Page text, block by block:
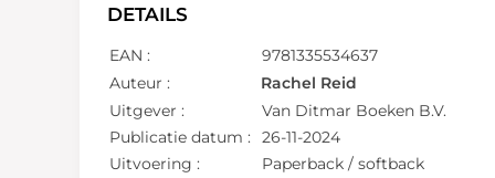
DETAILS
EAN :
9781335534637
Auteur :
Rachel Reid
Uitgever :
Van Ditmar Boeken B.V.
Publicatie datum :
26-11-2024
Uitvoering :
Paperback / softback